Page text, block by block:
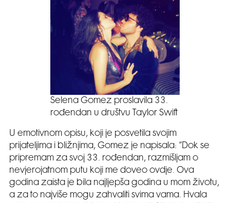
Selena Gomez proslavila 33.
rođendan u društvu Taylor Swift
U emotivnom opisu, koji je posvetila svojim
prijateljima i bližnjima, Gomez je napisala: ”Dok se
pripremam za svoj 33. rođendan, razmišljam o
nevjerojatnom putu koji me doveo ovdje. Ova
godina zaista je bila najljepša godina u mom životu,
a za to najviše mogu zahvaliti svima vama. Hvala